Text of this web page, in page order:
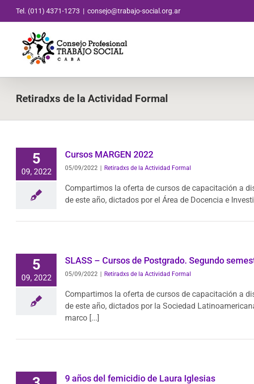
Tel. (011) 4371-1273 | consejo@trabajo-social.org.ar
Retiradxs de la Actividad Formal
5
09, 2022
Cursos MARGEN 2022
05/09/2022 Retiradxs de la Actividad Formal
Compartimos la oferta de cursos de capacitación a
de este año, dictados por el Área de Docencia e
5
09, 2022
SLASS – Cursos de Postgrado. Segundo
05/09/2022 Retiradxs de la Actividad Formal
Compartimos la oferta de cursos de capacitación a
de este año, dictados por la Sociedad
marco [...]
9 años del femicidio de Laura Iglesias